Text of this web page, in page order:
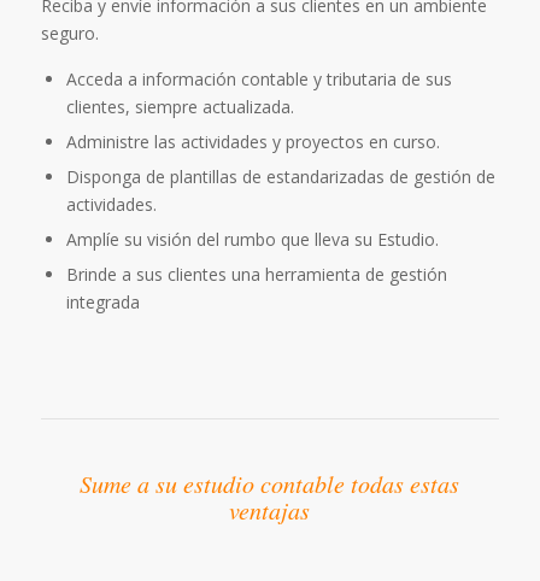
Reciba y envíe información a sus clientes en un ambiente
seguro.
Acceda a información contable y tributaria de sus
clientes, siempre actualizada.
Administre las actividades y proyectos en curso.
Disponga de plantillas de estandarizadas de gestión de
actividades.
Amplíe su visión del rumbo que lleva su Estudio.
Brinde a sus clientes una herramienta de gestión
integrada
Sume a su estudio contable todas estas
ventajas